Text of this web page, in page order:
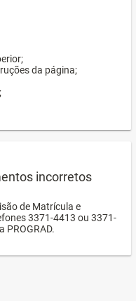
da página;
incorretos
de Matrícula e
3371-4413 ou 3371-
PROGRAD.